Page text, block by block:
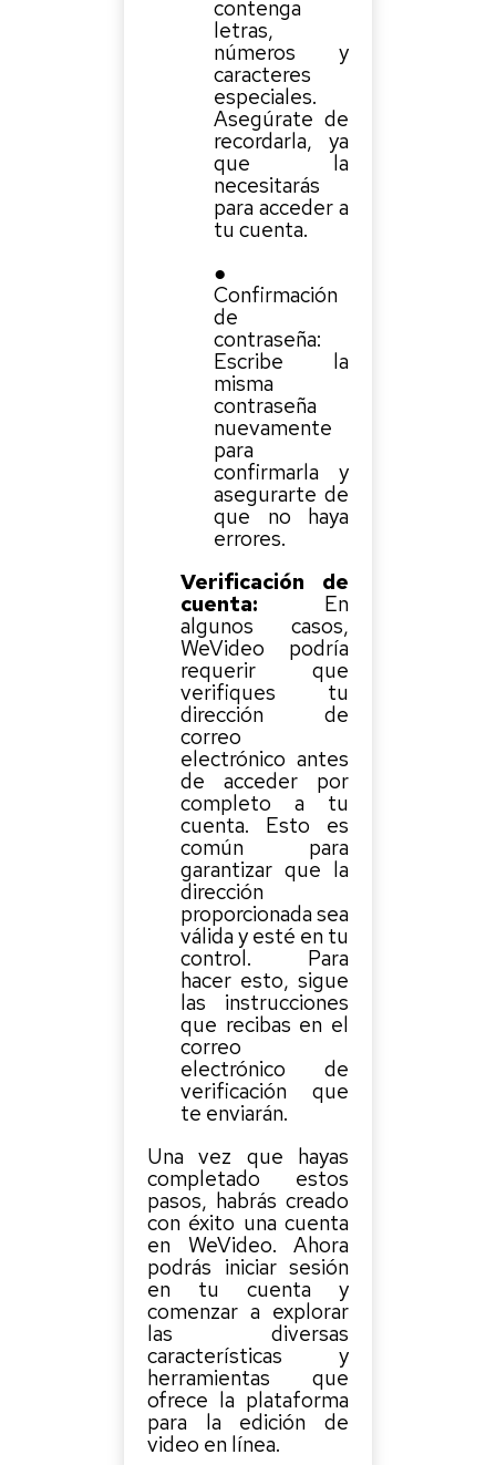
contenga
letras,
números y
caracteres
especiales.
Asegúrate de
recordarla, ya
que la
necesitarás
para acceder a
tu cuenta.
●
Confirmación
de
contraseña:
Escribe la
misma
contraseña
nuevamente
para
confirmarla y
asegurarte de
que no haya
errores.
Verificación de
cuenta: En
algunos casos,
WeVideo podría
requerir que
verifiques tu
dirección de
correo
electrónico antes
de acceder por
completo a tu
cuenta. Esto es
común para
garantizar que la
dirección
proporcionada sea
válida y esté en tu
control. Para
hacer esto, sigue
las instrucciones
que recibas en el
correo
electrónico de
verificación que
te enviarán.
Una vez que hayas
completado estos
pasos, habrás creado
con éxito una cuenta
en WeVideo. Ahora
podrás iniciar sesión
en tu cuenta y
comenzar a explorar
las diversas
características y
herramientas que
ofrece la plataforma
para la edición de
video en línea.